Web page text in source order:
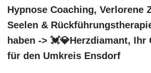
Hypnose Coaching, Verlorene
Seelen &
haben -> 💓️💎Herzdiamant,
für den Umkreis Ensdorf